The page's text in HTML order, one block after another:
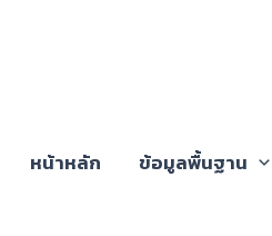
หน้าหลัก ข้อมูลพื้นฐาน